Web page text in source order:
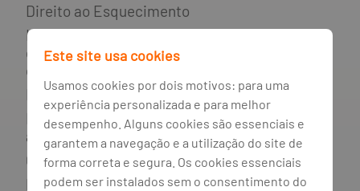
Direito ao Esquecimento
Incumprimento de contratos de
crédito e rede de apoio ao
consumidor endividado
Mediador do crédito
Livro de reclamações e resolução
alternativa de litígios
Canal de irregularidades
Política de privacidade
Este site usa cookies
Usamos cookies por dois motivos: para uma
experiência personalizada e para melhor
desempenho. Alguns cookies são essenciais e
garantem a navegação e a utilização do site de
forma correta e segura. Os cookies essenciais
podem ser instalados sem o consentimento do